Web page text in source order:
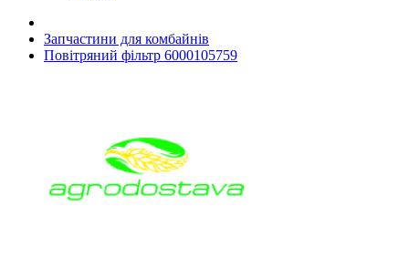
Запчастини для комбайнів
Повітряний фільтр 6000105759